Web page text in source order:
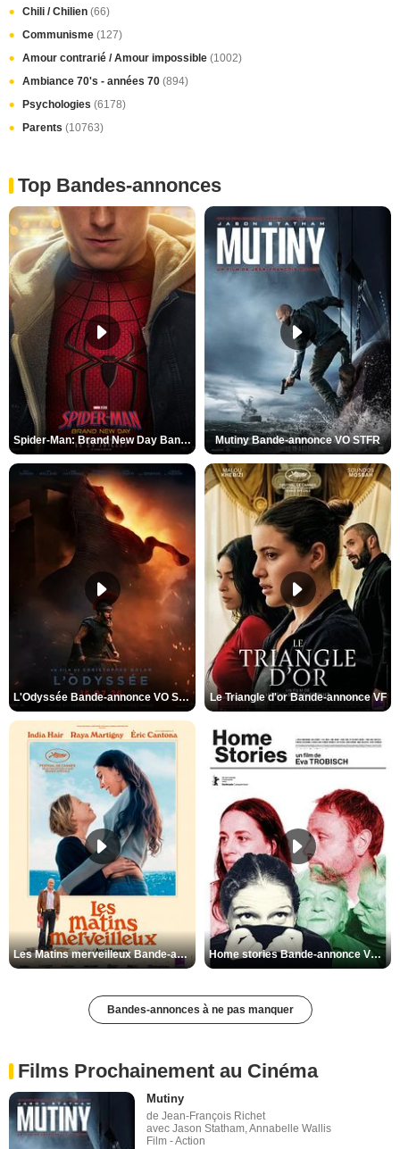
Chili / Chilien (66)
Communisme (127)
Amour contrarié / Amour impossible (1002)
Ambiance 70's - années 70 (894)
Psychologies (6178)
Parents (10763)
Top Bandes-annonces
Spider-Man: Brand New Day Bande-annonce VO STFR Mutiny Bande-annonce VO STFR
L'Odyssée Bande-annonce VO STFR Le Triangle d'or Bande-annonce VF
Les Matins merveilleux Bande-annonce VF Home stories Bande-annonce VO STFR
Bandes-annonces à ne pas manquer
Films Prochainement au Cinéma
Mutiny
de Jean-François Richet
avec Jason Statham, Annabelle Wallis
Film - Action